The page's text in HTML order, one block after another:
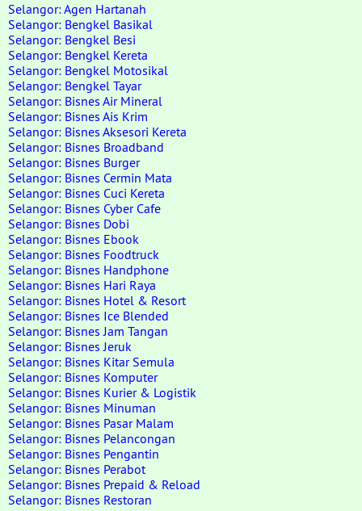
Selangor: Agen Hartanah
Selangor: Bengkel Basikal
Selangor: Bengkel Besi
Selangor: Bengkel Kereta
Selangor: Bengkel Motosikal
Selangor: Bengkel Tayar
Selangor: Bisnes Air Mineral
Selangor: Bisnes Ais Krim
Selangor: Bisnes Aksesori Kereta
Selangor: Bisnes Broadband
Selangor: Bisnes Burger
Selangor: Bisnes Cermin Mata
Selangor: Bisnes Cuci Kereta
Selangor: Bisnes Cyber Cafe
Selangor: Bisnes Dobi
Selangor: Bisnes Ebook
Selangor: Bisnes Foodtruck
Selangor: Bisnes Handphone
Selangor: Bisnes Hari Raya
Selangor: Bisnes Hotel & Resort
Selangor: Bisnes Ice Blended
Selangor: Bisnes Jam Tangan
Selangor: Bisnes Jeruk
Selangor: Bisnes Kitar Semula
Selangor: Bisnes Komputer
Selangor: Bisnes Kurier & Logistik
Selangor: Bisnes Minuman
Selangor: Bisnes Pasar Malam
Selangor: Bisnes Pelancongan
Selangor: Bisnes Pengantin
Selangor: Bisnes Perabot
Selangor: Bisnes Prepaid & Reload
Selangor: Bisnes Restoran